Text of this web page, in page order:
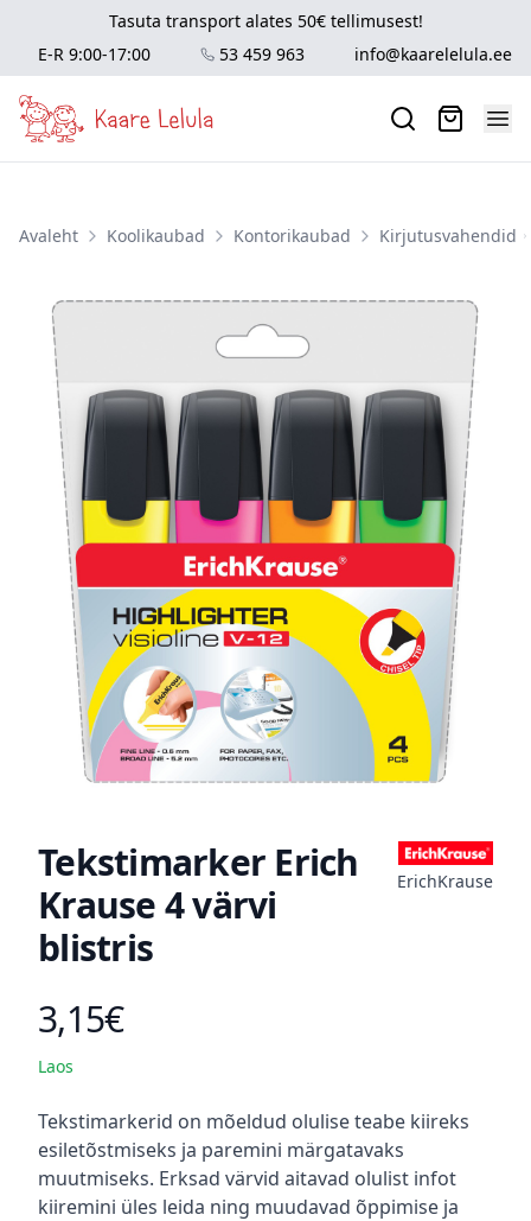
Tasuta transport alates 50€ tellimusest!
E-R 9:00-17:00
53 459 963 info@kaarelelula.ee
Avaleht Koolikaubad Kontorikaubad Kirjutusvahendid
Tekstimarker Erich
Krause 4 värvi
blistris
ErichKrause
Toote hind
3,15€
Laos
Kirjeldus
Tekstimarkerid on mõeldud olulise teabe kiireks
esiletõstmiseks ja paremini märgatavaks
muutmiseks. Erksad värvid aitavad olulist infot
kiiremini üles leida ning muudavad õppimise ja